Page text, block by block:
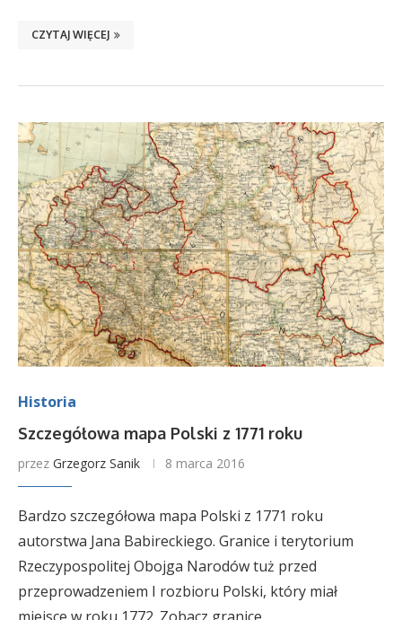
CZYTAJ WIĘCEJ
Historia
Szczegółowa mapa Polski z 1771 roku
przez Grzegorz Sanik 8 marca 2016
Bardzo szczegółowa mapa Polski z 1771 roku
autorstwa Jana Babireckiego. Granice i terytorium
Rzeczypospolitej Obojga Narodów tuż przed
przeprowadzeniem I rozbioru Polski, który miał